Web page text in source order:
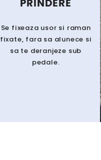
PRINDERE
Se fixeaza usor si raman
fixate, fara sa alunece si
sa te deranjeze sub
pedale.